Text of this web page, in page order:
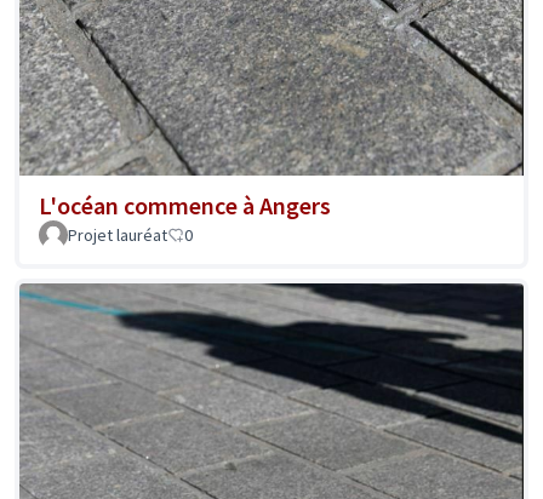
L'océan commence à Angers
Projet lauréat 0